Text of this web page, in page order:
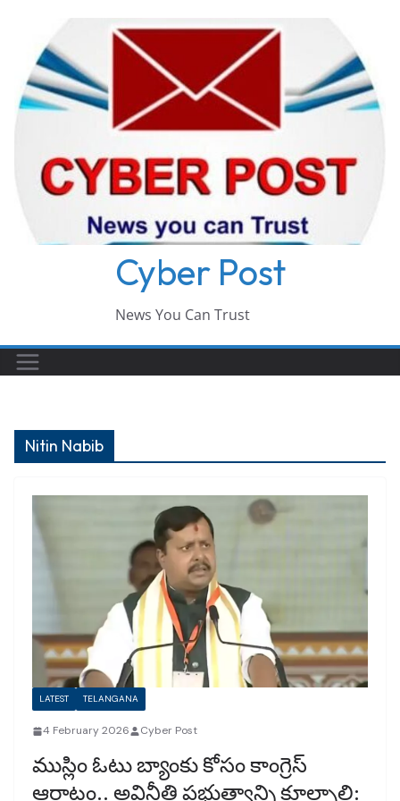
content
Cyber Post
News You Can Trust
Nitin Nabib
LATEST TELANGANA
4 February 2026 Cyber Post
ముస్లిం ఓటు బ్యాంకు కోసం కాంగ్రెస్‌
ఆరాటం.. అవినీతి ప్రభుత్వాన్ని కూల్చాలి: